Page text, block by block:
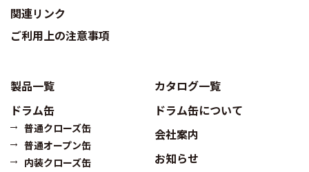
関連リンク
ご利用上の注意事項
製品一覧
ドラム缶
普通クローズ缶
普通オープン缶
内装クローズ缶
カタログ一覧
ドラム缶について
会社案内
お知らせ